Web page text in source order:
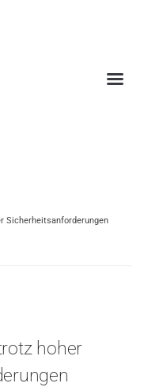
Sicherheitsanforderungen
hoher